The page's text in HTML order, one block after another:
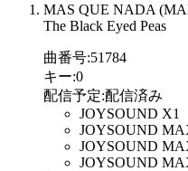
MAS QUE NADA
The Black Eyed Peas
曲番号:51784
キー:0
配信予定:配信済み
JOYSOUND X1
JOYSOUND
JOYSOUND
JOYSOUND